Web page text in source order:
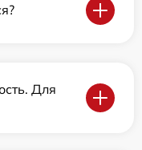
Для